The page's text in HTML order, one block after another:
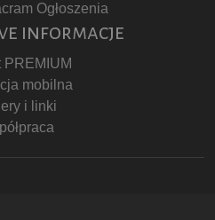
Ogłoszenia
informacje
PREMIUM
mobilna
i linki